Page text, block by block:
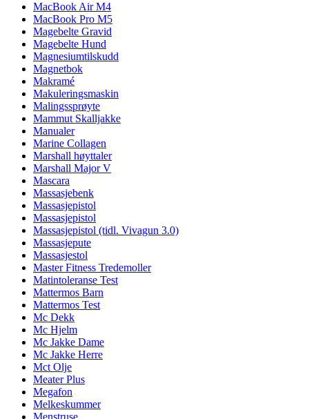
MacBook Air M4
MacBook Pro M5
Magebelte Gravid
Magebelte Hund
Magnesiumtilskudd
Magnetbok
Makramé
Makuleringsmaskin
Malingssprøyte
Mammut Skalljakke
Manualer
Marine Collagen
Marshall høyttaler
Marshall Major V
Mascara
Massasjebenk
Massasjepistol
Massasjepistol
Massasjepistol (tidl. Vivagun 3.0)
Massasjepute
Massasjestol
Master Fitness Tredemoller
Matintoleranse Test
Mattermos Barn
Mattermos Test
Mc Dekk
Mc Hjelm
Mc Jakke Dame
Mc Jakke Herre
Mct Olje
Meater Plus
Megafon
Melkeskummer
Menstruse